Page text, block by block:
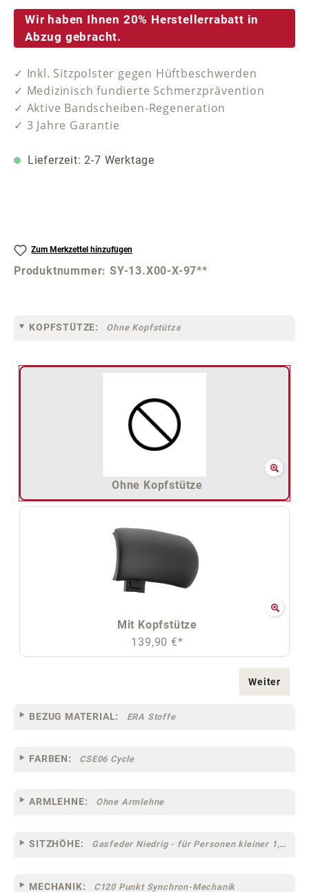
Wir haben Ihnen 20% Herstellerrabatt in
Abzug gebracht.
✓ Inkl. Sitzpolster gegen Hüftbeschwerden
✓ Medizinisch fundierte Schmerzprävention
✓ Aktive Bandscheiben-Regeneration
✓ 3 Jahre Garantie
Lieferzeit: 2-7 Werktage
Zum Merkzettel hinzufügen
Produktnummer:SY-13.X00-X-97**
KOPFSTÜTZE: Ohne Kopfstütze
Ohne Kopfstütze
Mit Kopfstütze
139,90 €*
Weiter
BEZUG MATERIAL: ERA Stoffe
FARBEN: CSE06 Cycle
ARMLEHNE: Ohne Armlehne
SITZHÖHE: Gasfeder Niedrig - für Personen kleiner 1,60 m
MECHANIK: C120 Punkt Synchron-Mechanik